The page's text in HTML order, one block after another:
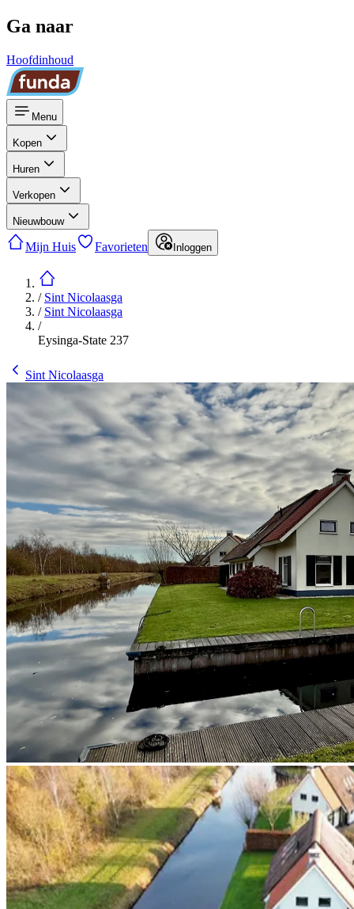
Ga naar
Hoofdinhoud
Menu
Kopen
Huren
Verkopen
Nieuwbouw
Mijn Huis Favorieten Inloggen
/ Sint Nicolaasga
/ Sint Nicolaasga
/
Eysinga-State 237
Sint Nicolaasga